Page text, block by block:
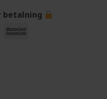
betalning
MaestroMasterCard